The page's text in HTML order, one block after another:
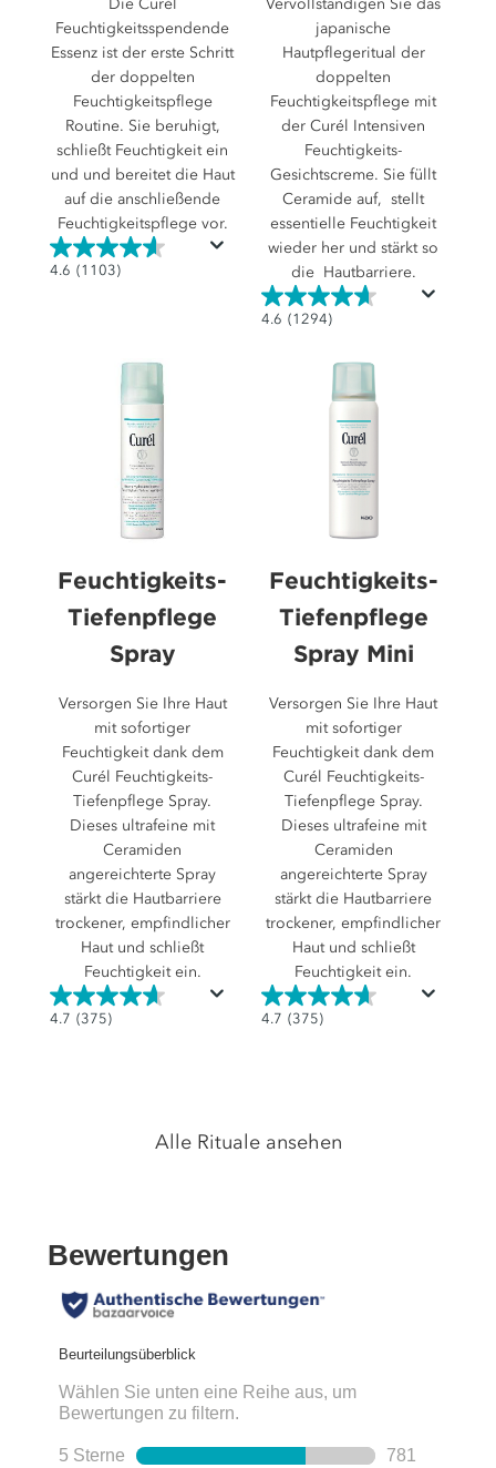
Die Curél
Feuchtigkeitsspendende
Essenz ist der erste Schritt
der doppelten
Feuchtigkeitspflege
Routine. Sie beruhigt,
schließt Feuchtigkeit ein
und und bereitet die Haut
auf die anschließende
Feuchtigkeitspflege vor.
4.6 (1103)
4.6
Bewertungen
Vervollständigen Sie das
japanische
Hautpflegeritual der
doppelten
Feuchtigkeitspflege mit
der Curél Intensiven
Feuchtigkeits-
Gesichtscreme. Sie füllt
Ceramide auf, stellt
essentielle Feuchtigkeit
wieder her und stärkt so
die Hautbarriere.
4.6 (1294)
4.6
Bewertungen
Feuchtigkeits-
Tiefenpflege
Spray
Versorgen Sie Ihre Haut
mit sofortiger
Feuchtigkeit dank dem
Curél Feuchtigkeits-
Tiefenpflege Spray.
Dieses ultrafeine mit
Ceramiden
angereichterte Spray
stärkt die Hautbarriere
trockener, empfindlicher
Haut und schließt
Feuchtigkeit ein.
4.7 (375)
4.7
Feuchtigkeits-
Tiefenpflege
Spray Mini
Versorgen Sie Ihre Haut
mit sofortiger
Feuchtigkeit dank dem
Curél Feuchtigkeits-
Tiefenpflege Spray.
Dieses ultrafeine mit
Ceramiden
angereichterte Spray
stärkt die Hautbarriere
trockener, empfindlicher
Haut und schließt
Feuchtigkeit ein.
4.7 (375)
4.7
Bewertungen
Alle Rituale ansehen